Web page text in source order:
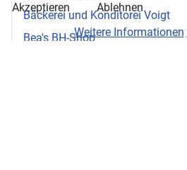
Bäckerei und Konditorei Voigt
Bea's BH-Shop
Akzeptieren
Ablehnen
Weitere Informationen